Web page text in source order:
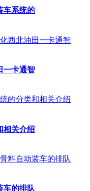
车系统的
一卡通智
相关介绍
车的排队